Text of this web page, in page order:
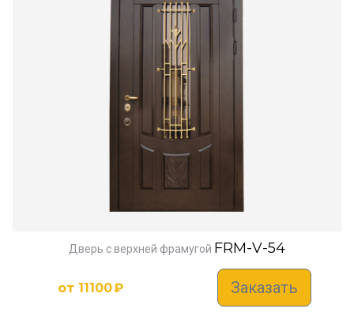
Дверь с верхней фрамугой FRM-V-54
от 11100₽ Заказать